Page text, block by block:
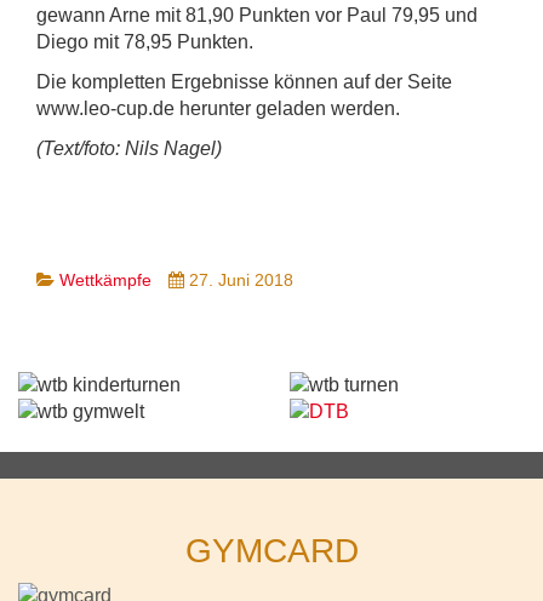
gewann Arne mit 81,90 Punkten vor Paul 79,95 und
Diego mit 78,95 Punkten.
Die kompletten Ergebnisse können auf der Seite
www.leo-cup.de herunter geladen werden.
(Text/foto: Nils Nagel)
Wettkämpfe 27. Juni 2018
GYMCARD